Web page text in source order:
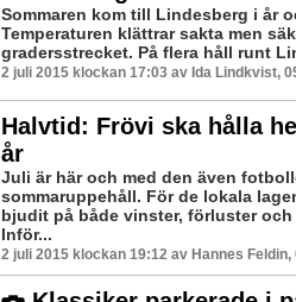
Sommaren kom till Lindesberg i år
Temperaturen klättrar sakta men
gradersstrecket. På flera håll runt
2 juli 2015 klockan 17:03 av Ida Lindkvist,
Halvtid: Frövi ska hålla
år
Juli är här och med den även
sommaruppehåll. För de lokala
bjudit på både vinster, förluster och
Inför...
2 juli 2015 klockan 19:12 av Hannes Feldin,